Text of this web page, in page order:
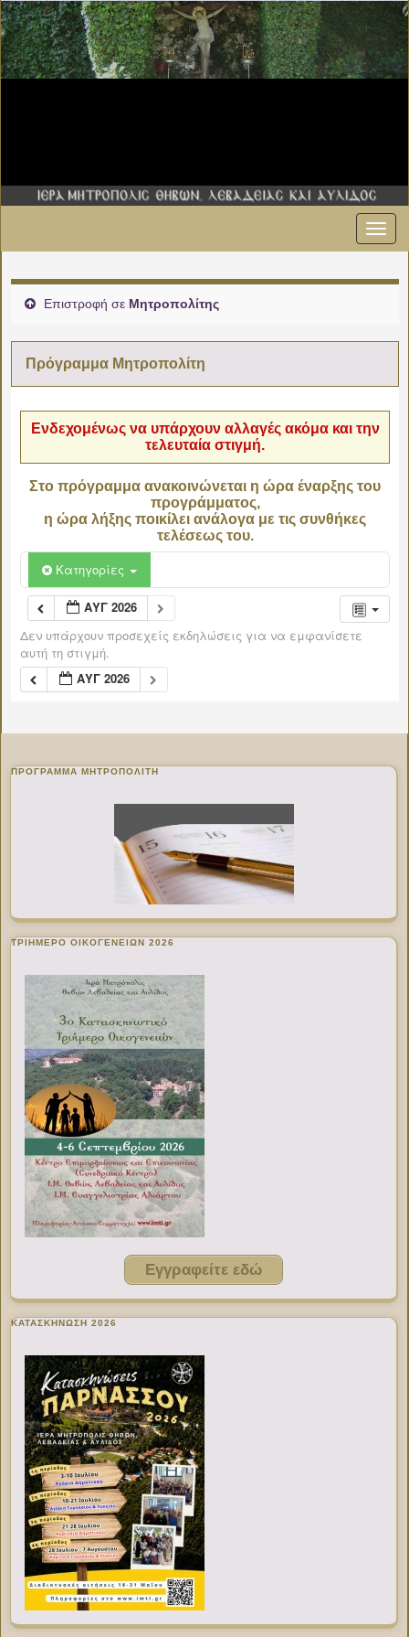
Επιστροφή σε Μητροπολίτης
Πρόγραμμα Μητροπολίτη
Ενδεχομένως να υπάρχουν αλλαγές ακόμα και την
τελευταία στιγμή.
Στο πρόγραμμα ανακοινώνεται η ώρα έναρξης του
προγράμματος,
η ώρα λήξης ποικίλει ανάλογα με τις συνθήκες
τελέσεως του.
Κατηγορίες
ΑΥΓ 2026
Δεν υπάρχουν προσεχείς εκδηλώσεις για να εμφανίσετε
αυτή τη στιγμή.
ΑΥΓ 2026
ΠΡΌΓΡΑΜΜΑ ΜΗΤΡΟΠΟΛΊΤΗ
ΤΡΙΗΜΕΡΟ ΟΙΚΟΓΕΝΕΙΩΝ 2026
Εγγραφείτε εδώ
ΚΑΤΑΣΚΗΝΩΣΗ 2026